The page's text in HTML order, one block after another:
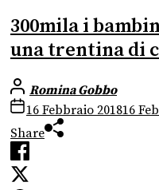
300mila i
una trentina di
Romina Gobbo
16 Febbraio 201816
Share